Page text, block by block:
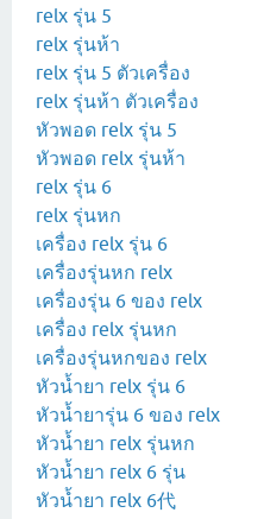
relx รุ่น 5
relx รุ่นห้า
relx รุ่น 5 ตัวเครื่อง
relx รุ่นห้า ตัวเครื่อง
หัวพอด relx รุ่น 5
หัวพอด relx รุ่นห้า
relx รุ่น 6
relx รุ่นหก
เครื่อง relx รุ่น 6
เครื่องรุ่นหก relx
เครื่องรุ่น 6 ของ relx
เครื่อง relx รุ่นหก
เครื่องรุ่นหกของ relx
หัวน้ำยา relx รุ่น 6
หัวน้ำยารุ่น 6 ของ relx
หัวน้ำยา relx รุ่นหก
หัวน้ำยา relx 6 รุ่น
หัวน้ำยา relx 6代